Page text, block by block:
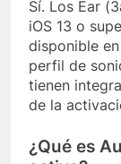
Sí. Los Ear
iOS 13 o
disponible
perfil de
tienen
de la
¿Qué es